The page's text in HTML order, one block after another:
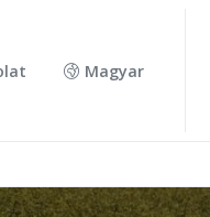
Magyar